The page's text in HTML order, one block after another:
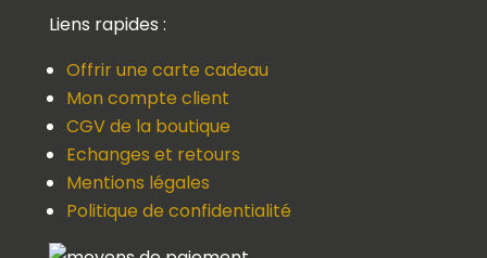
Liens rapides :
Offrir une carte cadeau
Mon compte client
CGV de la boutique
Echanges et retours
Mentions légales
Politique de confidentialité